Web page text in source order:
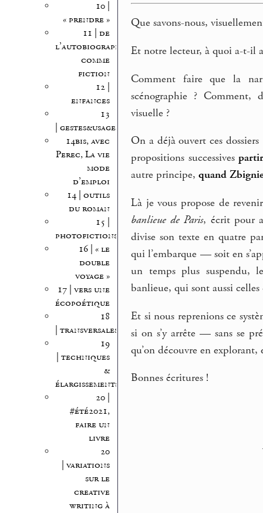
10 |
« prendre »
11 | de
l’autobiographie
comme
fiction
12 |
enfances
13
| gestes&usages
14bis, avec
Perec, La vie
mode
d’emploi
14 | outils
du roman
15 |
photofictions
16 | « le
double
voyage »
17 | vers une
écopoétique
18
| transversales
19
| techniques
&
élargissements
20 |
#été2021,
faire un
livre
20
| variations
sur le
creative
writing à
Que savons-nous,
Et notre lecteur, à quoi a-t-il
Comment faire que la
scénographie ? Comment,
visuelle ?
On a déjà ouvert ces
propositions successives
autre principe,quand
Là je vous propose de
banlieue de Paris, écrit pour
divise son texte en quatre
qui l’embarque — soit en
un temps plus suspendu,
banlieue, qui sont aussi celles
Et si nous reprenions ce
si on s’y arrête — sans se
qu’on découvre en
Bonnes écritures !